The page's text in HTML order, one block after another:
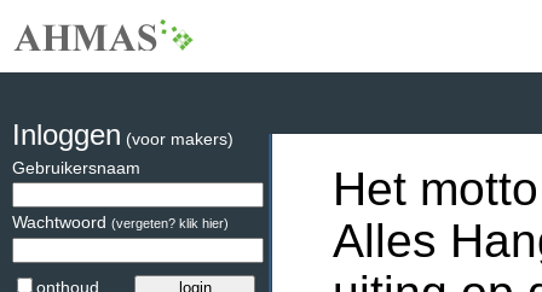
Het
Alles
Inloggen (voor makers)
Gebruikersnaam
Wachtwoord (vergeten? klik hier)
onthoud